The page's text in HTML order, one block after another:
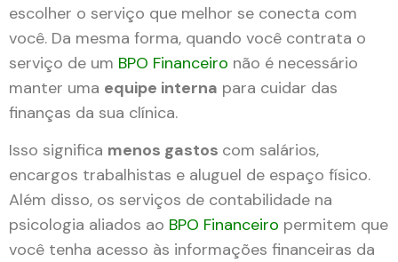
escolher o serviço que melhor se conecta com
você. Da mesma forma, quando você contrata o
serviço de um BPO Financeiro não é necessário
manter uma equipe interna para cuidar das
finanças da sua clínica.
Isso significa menos gastos com salários,
encargos trabalhistas e aluguel de espaço físico.
Além disso, os serviços de contabilidade na
psicologia aliados ao BPO Financeiro permitem que
você tenha acesso às informações financeiras da